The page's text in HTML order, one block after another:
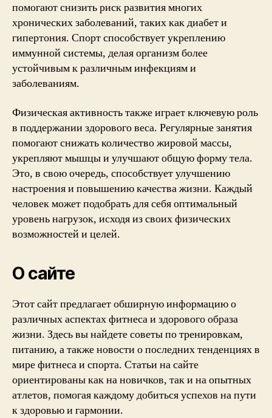
помогают снизить риск развития многих
хронических заболеваний, таких как диабет и
гипертония. Спорт способствует укреплению
иммунной системы, делая организм более
устойчивым к различным инфекциям и
заболеваниям.
Физическая активность также играет ключевую роль
в поддержании здорового веса. Регулярные занятия
помогают снижать количество жировой массы,
укрепляют мышцы и улучшают общую форму тела.
Это, в свою очередь, способствует улучшению
настроения и повышению качества жизни. Каждый
человек может подобрать для себя оптимальный
уровень нагрузок, исходя из своих физических
возможностей и целей.
О сайте
Этот сайт предлагает обширную информацию о
различных аспектах фитнеса и здорового образа
жизни. Здесь вы найдете советы по тренировкам,
питанию, а также новости о последних тенденциях в
мире фитнеса и спорта. Статьи на сайте
ориентированы как на новичков, так и на опытных
атлетов, помогая каждому добиться успехов на пути
к здоровью и гармонии.